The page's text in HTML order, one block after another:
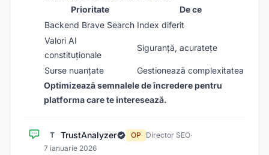
Prioritate
De ce
Backend Brave Search Index diferit
Valori AI
constituționale
Siguranță, acuratețe
Surse nuanțate
Gestionează complexitatea
Optimizează semnalele de încredere pentru
platforma care te interesează.
T TrustAnalyzer OP Director SEO·
7 ianuarie 2026